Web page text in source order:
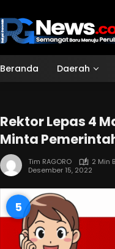
Beranda Daerah
Rektor Lepas 4
Minta
Tim RAGORO
2 Min
Desember 15, 2022
4